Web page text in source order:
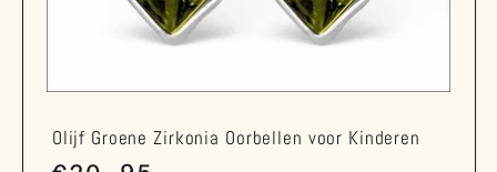
Olijf Groene Zirkonia Oorbellen voor Kinderen